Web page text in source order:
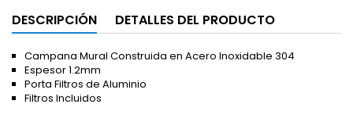
DESCRIPCIÓN DETALLES DEL PRODUCTO
Campana Mural Construida en Acero Inoxidable 304
Espesor 1.2mm
Porta Filtros de Aluminio
Filtros Incluidos